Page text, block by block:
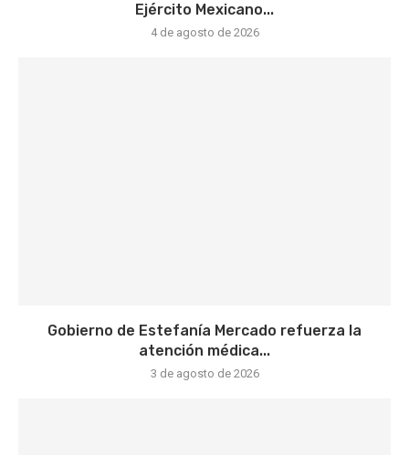
Ejército Mexicano...
4 de agosto de 2026
Gobierno de Estefanía Mercado refuerza la
atención médica...
3 de agosto de 2026